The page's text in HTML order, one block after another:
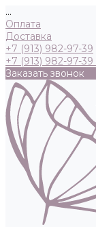
...
Оплата
Доставка
+7 (913) 982-97-39
+7 (913) 982-97-39
Заказать звонок